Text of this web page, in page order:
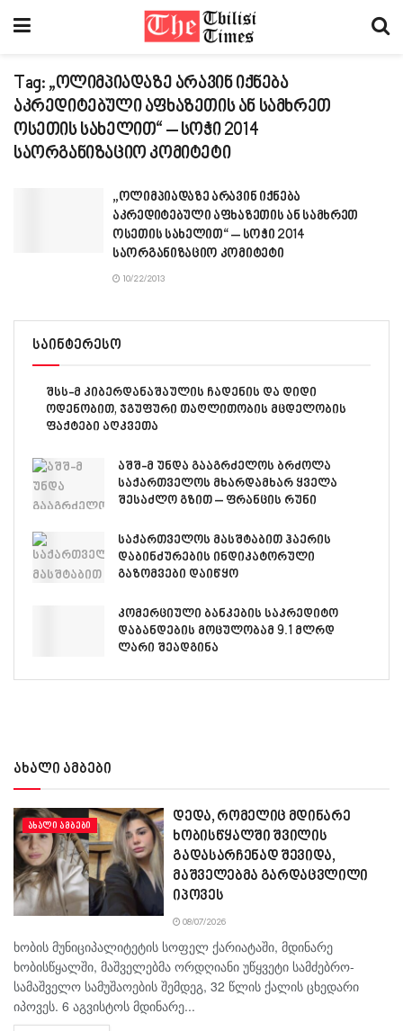
Tag: „ოლიმპიადაზე არავინ იქნება
აკრედიტებული აფხაზეთის ან სამხრეთ
ოსეთის სახელით“ – სოჭი 2014
საორგანიზაციო კომიტეტი
„ოლიმპიადაზე არავინ იქნება
აკრედიტებული აფხაზეთის ან სამხრეთ
ოსეთის სახელით“ – სოჭი 2014
საორგანიზაციო კომიტეტი
10/22/2013
საინტერესო
შსს-მ კიბერდანაშაულის ჩადენის და დიდი
ოდენობით, ჯგუფური თაღლითობის მცდელობის
ფაქტები აღკვეთა
აშშ-მ უნდა გააგრძელოს ბრძოლა
საქართველოს მხარდამხარ ყველა
შესაძლო გზით – ფრანცის რუნი
საქართველოს მასშტაბით ჰაერის
დაბინძურების ინდიკატორული
გაზომვები დაიწყო
კომერციული ბანკების საკრედიტო
დაბანდების მოცულობამ 9.1 მლრდ
ლარი შეადგინა
ახალი ამბები
ᲐᲮᲐᲚᲘ ᲐᲛᲑᲔᲑᲘ
დედა, რომელიც მდინარე
ხობისწყალში შვილის
გადასარჩენად შევიდა,
მაშველებმა გარდაცვლილი
იპოვეს
08/07/2026
ხობის მუნიციპალიტეტის სოფელ ქარიატაში, მდინარე
ხობისწყალში, მაშველებმა ორდღიანი უწყვეტი სამძებრო-
სამაშველო სამუშაოების შემდეგ, 32 წლის ქალის ცხედარი
იპოვეს. 6 აგვისტოს მდინარე...